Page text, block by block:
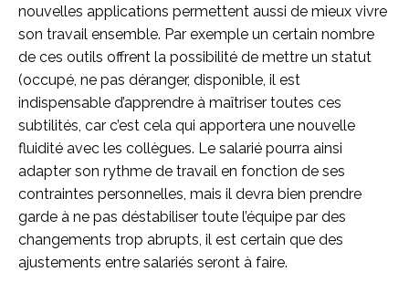
nouvelles applications permettent aussi de mieux vivre
son travail ensemble. Par exemple un certain nombre
de ces outils offrent la possibilité de mettre un statut
(occupé, ne pas déranger, disponible, il est
indispensable d’apprendre à maîtriser toutes ces
subtilités, car c’est cela qui apportera une nouvelle
fluidité avec les collègues. Le salarié pourra ainsi
adapter son rythme de travail en fonction de ses
contraintes personnelles, mais il devra bien prendre
garde à ne pas déstabiliser toute l’équipe par des
changements trop abrupts, il est certain que des
ajustements entre salariés seront à faire.